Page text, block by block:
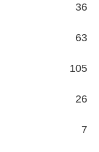
36
63
105
26
7